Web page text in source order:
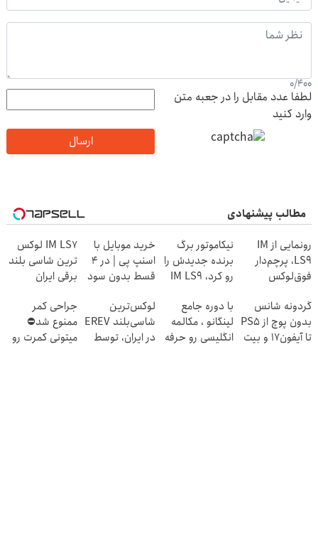
0/400
لطفا عدد مقابل را در جعبه متن
وارد کنید
ارسال
مطالب پیشنهادی
رونمایی از IM
LS9، پرچم‌دار
فوق‌لوکس
ایران شد
نیکاموتور برگ
برنده جدیدش را
رو کرد، IM LS9
ایران شد
خرید موبایل با
اسنپ پی | در ۴
قسط بدون سود
IM LS7 لوکس
ترین شاسی بلند
برقی ایران
گردونه شانس
بدون پوچ از PS5
تا آیفون17 و بیت
با دوره جامع
لینگانو ، مکالمه
انگلیسی رو حرفه
لوکس‌ترین
شاسی‌بلند EREV
در ایران، توسط
جراحی کمر
ممنوع شد⛔
میتونی کمرت رو